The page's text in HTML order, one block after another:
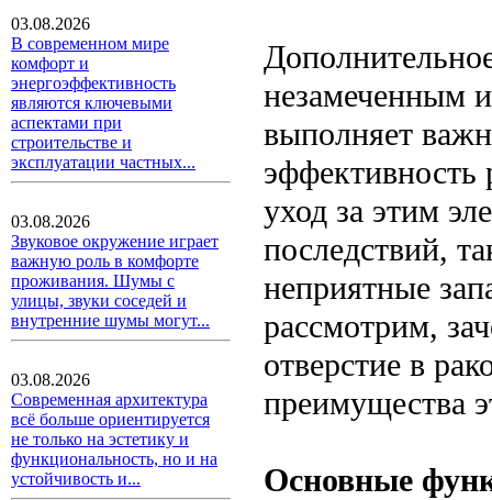
03.08.2026
В современном мире
комфорт и
энергоэффективность
являются ключевыми
аспектами при
строительстве и
эксплуатации частных...
03.08.2026
Звуковое окружение играет
важную роль в комфорте
проживания. Шумы с
улицы, звуки соседей и
внутренние шумы могут...
03.08.2026
Современная архитектура
всё больше ориентируется
не только на эстетику и
функциональность, но и на
устойчивость и...
незамеченным
выполняет
уход за этим
последствий,
неприятные
рассмотрим,
отверстие в
преимущества
Основные